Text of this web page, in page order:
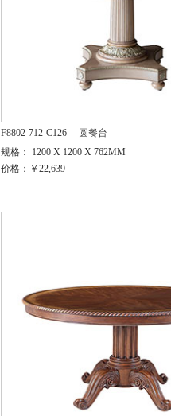
F8802-712-C126
圆餐台
规格： 1200 X 1200 X 762MM
价格：￥22,639